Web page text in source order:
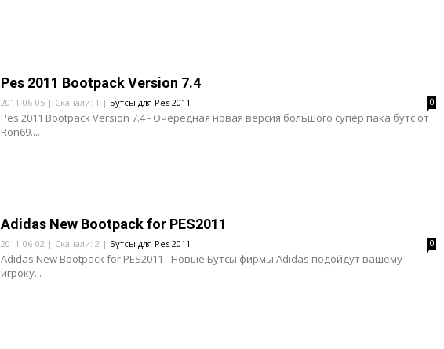
Pes 2011 Bootpack Version 7.4
2011-06-05 | Скачали: 1 | Бутсы для Pes 2011 0
Pes 2011 Bootpack Version 7.4 - Очередная новая версия большого супер пака бутс от
Ron69....
Adidas New Bootpack for PES2011
2011-06-02 | Скачали: 2 | Бутсы для Pes 2011 0
Adidas New Bootpack for PES2011 - Новые Бутсы фирмы Adidas подойдут вашему
игроку...